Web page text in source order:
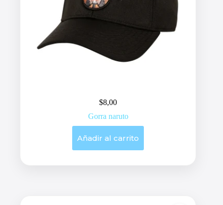
$8,00
Gorra naruto
Añadir al carrito